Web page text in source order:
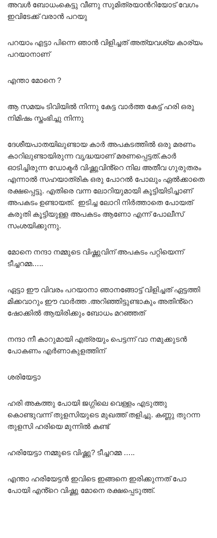
അവൾ ബോധംകെട്ടു വീണു സുമിത്രയാൻറിയോട് വേഗം
ഇവിടേക്ക് വരാൻ പറയു
പറയാം എട്ടാ പിന്നെ ഞാൻ വിളിച്ചത് അത്യവശ്യ കാര്യം
പറയാനാണ്
എന്താ മോനെ ?
ആ സമയം ടിവിയിൽ നിന്നു കേട്ട വാർത്ത കേട്ട് ഹരി ഒരു
നിമിഷം സ്തംഭിച്ചു നിന്നു
ദേശീയപാതയിലുണ്ടായ കാർ അപകടത്തിൽ ഒരു മരണം
കാറിലുണ്ടായിരുന്ന വൃദ്ധയാണ് മരണപ്പെട്ടത്.കാർ
ഓടിച്ചിരുന്ന ഡോക്ടർ വിഷ്ണുവിൻ്റെ നില അതീവ ഗുരുതരം
എന്നാൽ സഹയാത്രിക ഒരു പോറൽ പോലും ഏൽക്കാതെ
രക്ഷപ്പെട്ടു. എതിരെ വന്ന ലോറിയുമായി കൂട്ടിയിടിച്ചാണ്
അപകടം ഉണ്ടായത്. ഇടിച്ച ലോറി നിർത്താതെ പോയത്
കരുതി കൂട്ടിയുള്ള അപകടം ആണോ എന്ന് പോലീസ്
സംശയിക്കുന്നു.
മോനെ നന്ദാ നമ്മുടെ വിഷ്ണുവിന് അപകടം പറ്റിയെന്ന്
ടീച്ചറമ്മ…..
ഏട്ടാ ഈ വിവരം പറയാനാ ഞാനങ്ങോട്ട് വിളിച്ചത് ഏട്ടത്തി
മിക്കവാറും ഈ വാർത്ത .അറിഞ്ഞിട്ടുണ്ടാകും അതിൻ്റെ
ഷോക്കിൽ ആയിരിക്കും ബോധം മറഞ്ഞത്
നന്ദാ നീ കാറുമായി എത്രയും പെട്ടന്ന് വാ നമുക്കുടൻ
പോകണം എർണാകുളത്തിന്
ശരിയേട്ടാ
ഹരി അകത്തു പോയി ജഗ്ഗിലെ വെള്ളം എടുത്തു
കൊണ്ടുവന്ന് തുളസിയുടെ മുഖത്ത് തളിച്ചു. കണ്ണു തുറന്ന
തുളസി ഹരിയെ മുന്നിൽ കണ്ട്
ഹരിയേട്ടാ നമ്മുടെ വിഷ്ണു? ടീച്ചറമ്മ …..
എന്താ ഹരിയേട്ടൻ ഇവിടെ ഇങ്ങനെ ഇരിക്കുന്നത് പോ
പോയി എൻ്റെ വിഷ്ണു മോനെ രക്ഷപ്പെടുത്ത്.